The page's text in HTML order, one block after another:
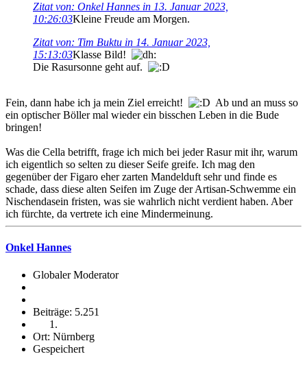
Zitat von: Onkel Hannes in 13. Januar 2023,
10:26:03Kleine Freude am Morgen.
Zitat von: Tim Buktu in 14. Januar 2023,
15:13:03Klasse Bild!
Die Rasursonne geht auf.
Fein, dann habe ich ja mein Ziel erreicht!
Ab und an muss so
ein optischer Böller mal wieder ein bisschen Leben in die Bude
bringen!
Was die Cella betrifft, frage ich mich bei jeder Rasur mit ihr, warum
ich eigentlich so selten zu dieser Seife greife. Ich mag den
gegenüber der Figaro eher zarten Mandelduft sehr und finde es
schade, dass diese alten Seifen im Zuge der Artisan-Schwemme ein
Nischendasein fristen, was sie wahrlich nicht verdient haben. Aber
ich fürchte, da vertrete ich eine Mindermeinung.
Onkel Hannes
Globaler Moderator
Beiträge: 5.251
Ort: Nürnberg
Gespeichert